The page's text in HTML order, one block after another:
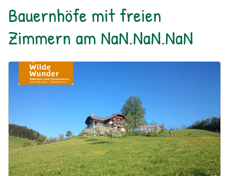
Bauernhöfe mit freien
Zimmern am NaN.NaN.NaN
Urlaub am Bauernhof: Bio Bauernhof Kurzeck